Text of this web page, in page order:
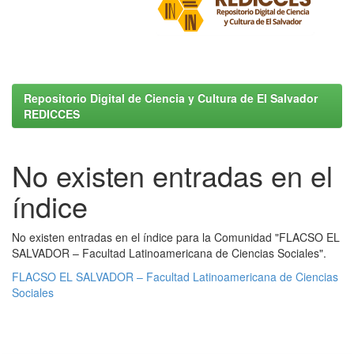
Repositorio Digital de Ciencia y Cultura de El Salvador
REDICCES
No existen entradas en el
índice
No existen entradas en el índice para la Comunidad "FLACSO EL
SALVADOR – Facultad Latinoamericana de Ciencias Sociales".
FLACSO EL SALVADOR – Facultad Latinoamericana de Ciencias
Sociales